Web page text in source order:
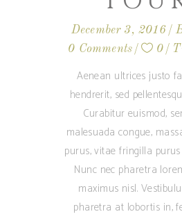
December 3, 2016
0 Comments
0
Aenean ultrices justo
hendrerit, sed
Curabitur euismod,
malesuada congue,
purus, vitae fringilla
Nunc nec pharetra
maximus nisl.
pharetra at lobortis in,